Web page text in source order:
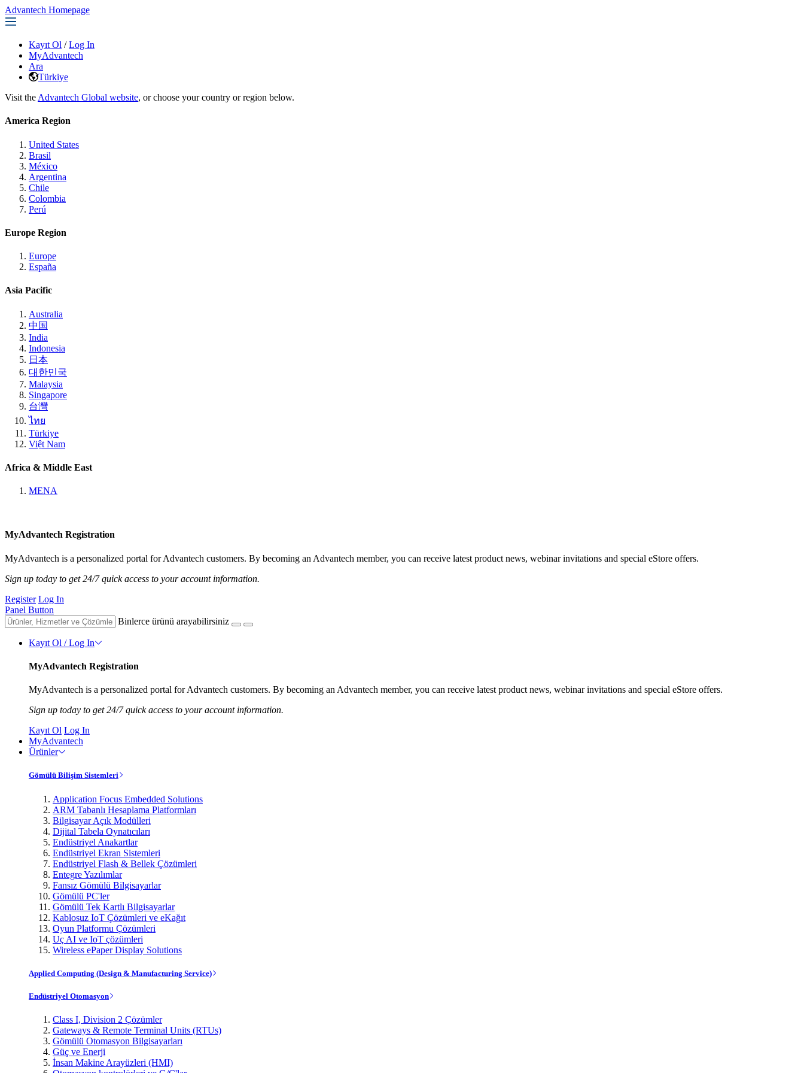
Advantech Homepage
Kayıt Ol / Log In
MyAdvantech
Ara
Türkiye
Visit the Advantech Global website, or choose your country or region below.
America Region
United States
Brasil
México
Argentina
Chile
Colombia
Perú
Europe Region
Europe
España
Asia Pacific
Australia
中国
India
Indonesia
日本
대한민국
Malaysia
Singapore
台灣
ไทย
Türkiye
Việt Nam
Africa & Middle East
MENA
MyAdvantech Registration
MyAdvantech is a personalized portal for Advantech customers. By becoming an Advantech member, you can receive latest product news, webinar invitations and special eStore offers.
Sign up today to get 24/7 quick access to your account information.
Register Log In
Panel Button
Binlerce ürünü arayabilirsiniz
Kayıt Ol / Log In
MyAdvantech Registration
MyAdvantech is a personalized portal for Advantech customers. By becoming an Advantech member, you can receive latest product news, webinar invitations and special eStore offers.
Sign up today to get 24/7 quick access to your account information.
Kayıt Ol Log In
MyAdvantech
Ürünler
Gömülü Bilişim Sistemleri
Application Focus Embedded Solutions
ARM Tabanlı Hesaplama Platformları
Bilgisayar Açık Modülleri
Dijital Tabela Oynatıcıları
Endüstriyel Anakartlar
Endüstriyel Ekran Sistemleri
Endüstriyel Flash & Bellek Çözümleri
Entegre Yazılımlar
Fansız Gömülü Bilgisayarlar
Gömülü PC'ler
Gömülü Tek Kartlı Bilgisayarlar
Kablosuz IoT Çözümleri ve eKağıt
Oyun Platformu Çözümleri
Uç AI ve IoT çözümleri
Wireless ePaper Display Solutions
Applied Computing (Design & Manufacturing Service)
Endüstriyel Otomasyon
Class I, Division 2 Çözümler
Gateways & Remote Terminal Units (RTUs)
Gömülü Otomasyon Bilgisayarları
Güç ve Enerji
İnsan Makine Arayüzleri (HMI)